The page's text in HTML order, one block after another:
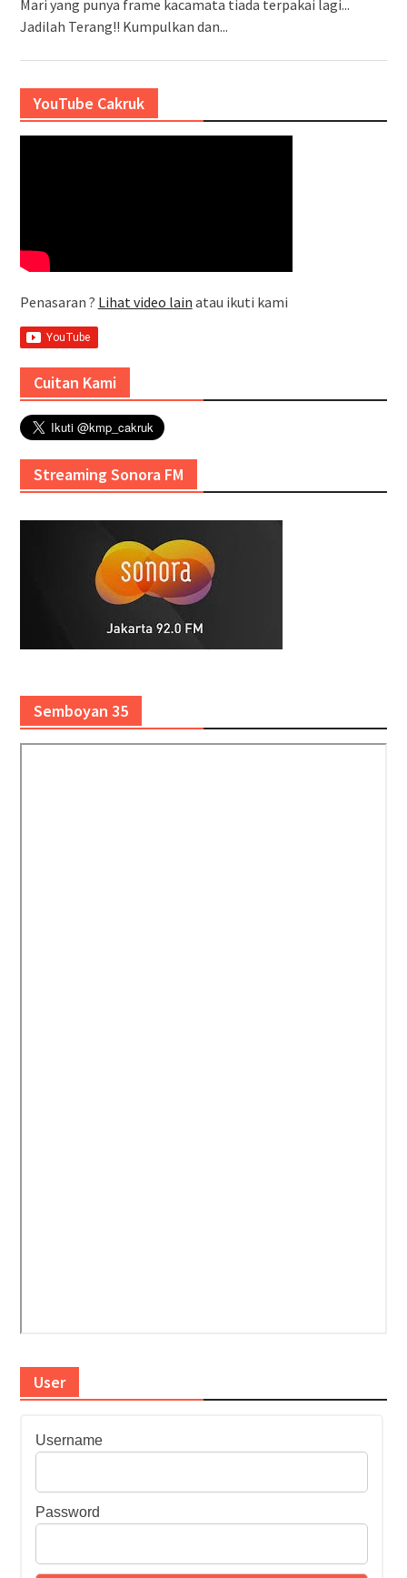
Mari yang punya frame kacamata tiada terpakai lagi...
Jadilah Terang!! Kumpulkan dan...
YouTube Cakruk
Penasaran ? Lihat video lain atau ikuti kami
Cuitan Kami
Streaming Sonora FM
Semboyan 35
User
Username
Password